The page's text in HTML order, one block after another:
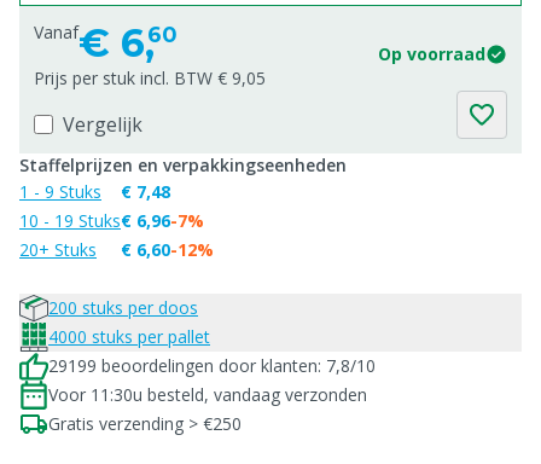
Vanaf€ 6,60
Op voorraad
Prijs per stuk incl. BTW € 9,05
Vergelijk
Staffelprijzen en verpakkingseenheden
1 - 9 Stuks
10 - 19 Stuks
20+ Stuks
€ 7,48
€ 6,96
€ 6,60
-7%
-12%
200 stuks per doos
4000 stuks per pallet
29199 beoordelingen door klanten: 7,8/10
Voor 11:30u besteld, vandaag verzonden
Gratis verzending > €250